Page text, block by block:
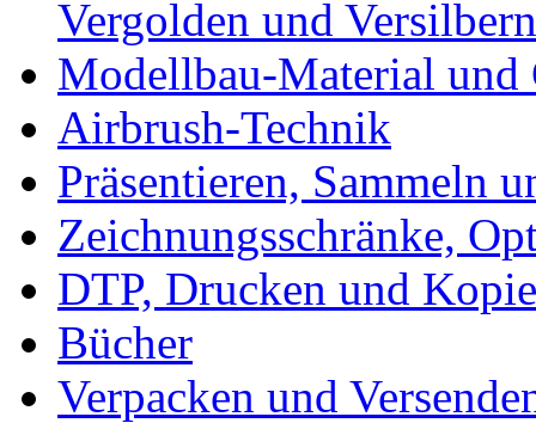
Vergolden und Versilbern
Modellbau-Material und
Airbrush-Technik
Präsentieren, Sammeln
Zeichnungsschränke,
DTP, Drucken und
Bücher
Verpacken und